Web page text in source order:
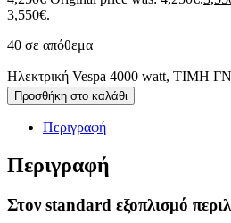
3,550€.
40 σε απόθεμα
Ηλεκτρική Vespa 4000 watt, ΤΙΜΗ
Προσθήκη στο καλάθι
Περιγραφή
Περιγραφή
Στον standard εξοπλισμό